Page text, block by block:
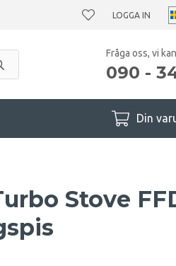
LOGGA IN
Fråga oss, vi
090 -
Din
Stove